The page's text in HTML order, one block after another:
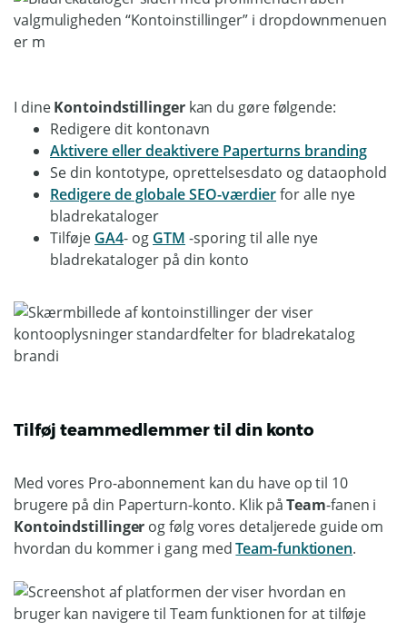
I dineKontoindstillinger kan du gøre følgende:
Redigere dit kontonavn
Aktivere eller deaktivere Paperturns branding
Se din kontotype, oprettelsesdato og dataophold
Redigere de globale SEO-værdierfor alle nye
bladrekataloger
Tilføje GA4- og GTM -sporing til alle nye
bladrekataloger på din konto
Tilføj teammedlemmer til din konto
Med vores Pro-abonnement kan du have op til 10
brugere på din Paperturn-konto. Klik påTeam-fanen i
Kontoindstillinger og følg vores detaljerede guide om
hvordan du kommer i gang medTeam-funktionen.